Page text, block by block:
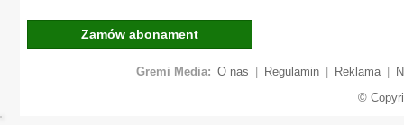
Zamów abonament
Gremi Media: O nas Regulamin Reklama
©